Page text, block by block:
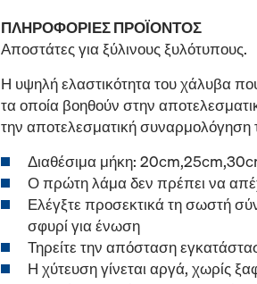
ΠΛΗΡΟΦΟΡΊΕΣ ΠΡΟΪΌΝΤΟΣ
Αποστάτες για ξύλινους ξυλότυπους.
Η υψηλή ελαστικότητα του χάλυβα
τα οποία βοηθούν στην
την αποτελεσματική συναρμολόγηση
Διαθέσιμα μήκη:
Ο πρώτη λάμα δεν πρέπει να
Ελέγξτε προσεκτικά τη σωστή
σφυρί για ένωση
Τηρείτε την απόσταση
Η χύτευση γίνεται αργά, χωρίς